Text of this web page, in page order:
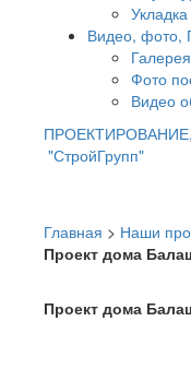
Видео, фото,
Фото
Видео
"СтройГрупп"
Главная > Наши
Проект дома
Проект дома